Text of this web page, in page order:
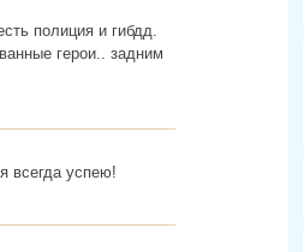
полиция и гибдд.
герои.. задним
всегда успею!